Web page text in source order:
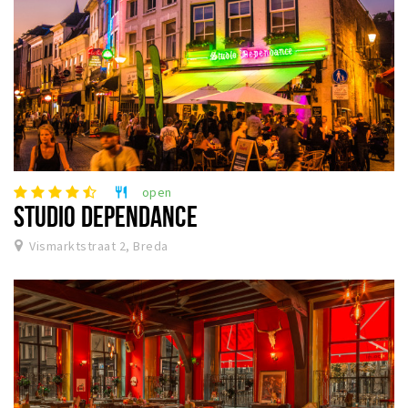
restaurant open
STUDIO DEPENDANCE
Vismarktstraat 2, Breda